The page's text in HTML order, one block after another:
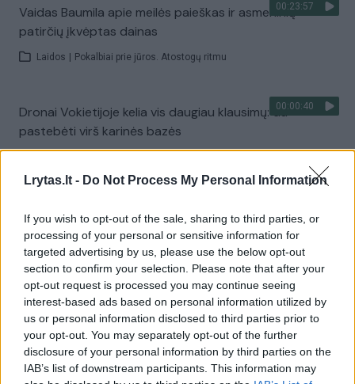
Lrytas.lt - Do Not Process My Personal Information
If you wish to opt-out of the sale, sharing to third parties, or
processing of your personal or sensitive information for
targeted advertising by us, please use the below opt-out
section to confirm your selection. Please note that after your
opt-out request is processed you may continue seeing
interest-based ads based on personal information utilized by
us or personal information disclosed to third parties prior to
your opt-out. You may separately opt-out of the further
disclosure of your personal information by third parties on the
IAB’s list of downstream participants. This information may
00:23:57
Vaidas Baumila apie meilės paieškas ir asmeninių
patirčių įkvėptas dainas
Laidos Pokalbiai prie jūros. Atostogų ritmu
00:00:40
Dronai Vokietijoje kelia vis daugiau klausimų: du
pastebėti virš karinės bazės
Žiūrimiausi įrašai
00:00:30
Vaizdai iš tragiškos avarijos Vilniaus r.: dviejų moterų ir
vaiko gyvybių išgelbėti nepavyko